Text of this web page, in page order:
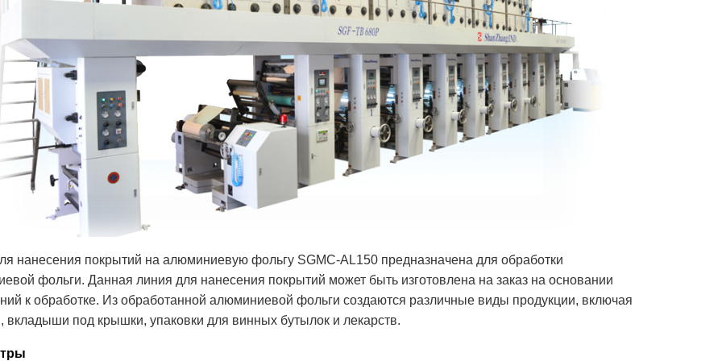
нанесения покрытий на алюминиевую фольгу SGMC-AL150 предназначена для обработки
фольги. Данная линия для нанесения покрытий может быть изготовлена на заказ на основании
к обработке. Из обработанной алюминиевой фольги создаются различные виды продукции, включая
вкладыши под крышки, упаковки для винных бутылок и лекарств.